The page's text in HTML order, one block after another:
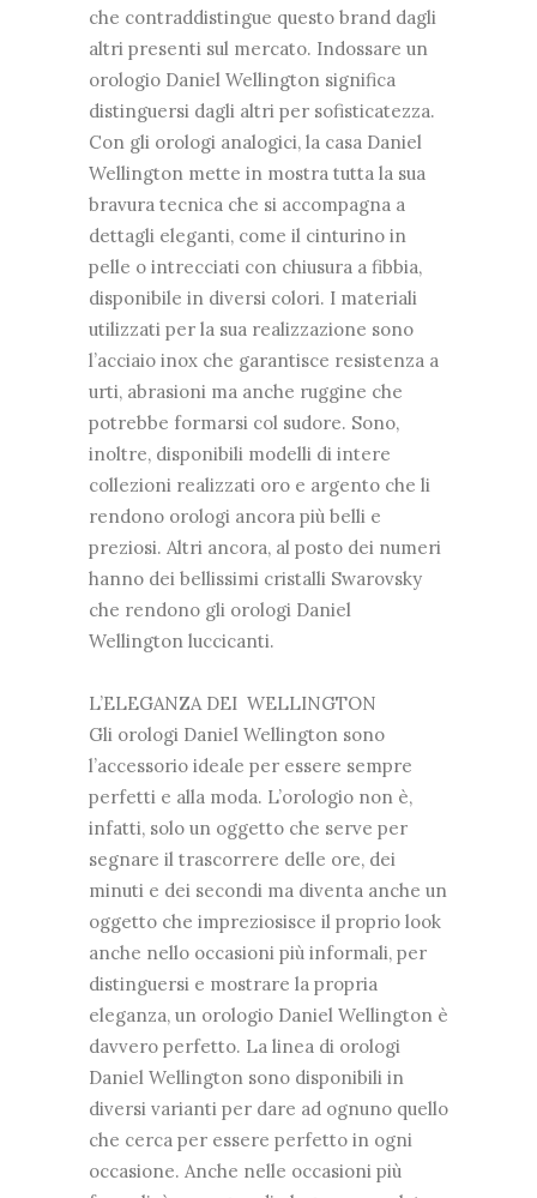
che contraddistingue questo brand dagli
altri presenti sul mercato. Indossare un
orologio Daniel Wellington significa
distinguersi dagli altri per sofisticatezza.
Con gli orologi analogici, la casa Daniel
Wellington mette in mostra tutta la sua
bravura tecnica che si accompagna a
dettagli eleganti, come il cinturino in
pelle o intrecciati con chiusura a fibbia,
disponibile in diversi colori. I materiali
utilizzati per la sua realizzazione sono
l’acciaio inox che garantisce resistenza a
urti, abrasioni ma anche ruggine che
potrebbe formarsi col sudore. Sono,
inoltre, disponibili modelli di intere
collezioni realizzati oro e argento che li
rendono orologi ancora più belli e
preziosi. Altri ancora, al posto dei numeri
hanno dei bellissimi cristalli Swarovsky
che rendono gli orologi Daniel
Wellington luccicanti.
L’ELEGANZA DEI WELLINGTON
Gli orologi Daniel Wellington sono
l’accessorio ideale per essere sempre
perfetti e alla moda. L’orologio non è,
infatti, solo un oggetto che serve per
segnare il trascorrere delle ore, dei
minuti e dei secondi ma diventa anche un
oggetto che impreziosisce il proprio look
anche nello occasioni più informali, per
distinguersi e mostrare la propria
eleganza, un orologio Daniel Wellington è
davvero perfetto. La linea di orologi
Daniel Wellington sono disponibili in
diversi varianti per dare ad ognuno quello
che cerca per essere perfetto in ogni
occasione. Anche nelle occasioni più